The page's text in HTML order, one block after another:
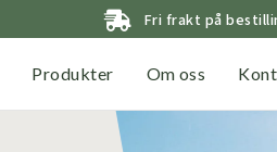
Fri frakt på
Produkter Om oss